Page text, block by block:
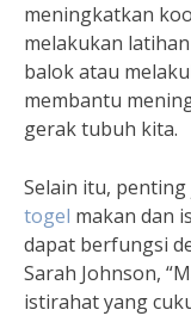
meningkatkan
melakukan
balok atau
membantu
gerak tubuh kita.
Selain itu,
togel makan dan
dapat berfungsi
Sarah Johnson,
istirahat yang